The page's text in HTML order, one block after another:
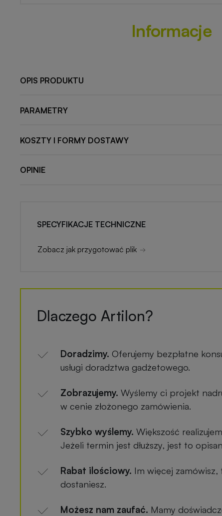
Informacje
OPIS PRODUKTU
PARAMETRY
KOSZTY I FORMY DOSTAWY
OPINIE
SPECYFIKACJE TECHNICZNE
Zobacz jak przygotować plik
Dlaczego Artilon?
Doradzimy. Oferujemy bezpłatne
usługi doradztwa gadżetowego.
Zobrazujemy. Wyślemy ci projekt
w cenie złożonego zamówienia.
Szybko wyślemy. Większość
Jeżeli termin jest dłuższy, jest to
Rabat ilościowy. Im więcej
dostaniesz.
Możesz nam zaufać. Mamy